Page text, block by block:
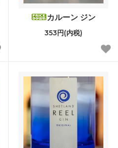
カルーン ジン
353円(内税)